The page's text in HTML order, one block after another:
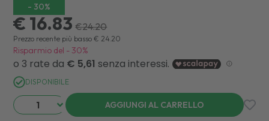
- 30%
€ 16.83 €24.20
Prezzo recente più basso € 24.20
Risparmio del - 30%
DISPONIBILE
AGGIUNGI AL CARRELLO